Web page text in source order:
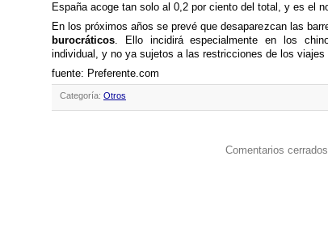
España acoge tan solo al 0,2 por ciento del total, y es el
En los próximos años se prevé que desaparezcan las
burocráticos. Ello incidirá especialmente en los
individual, y no ya sujetos a las restricciones de los viajes
fuente: Preferente.com
Categoría: Otros
Comentarios